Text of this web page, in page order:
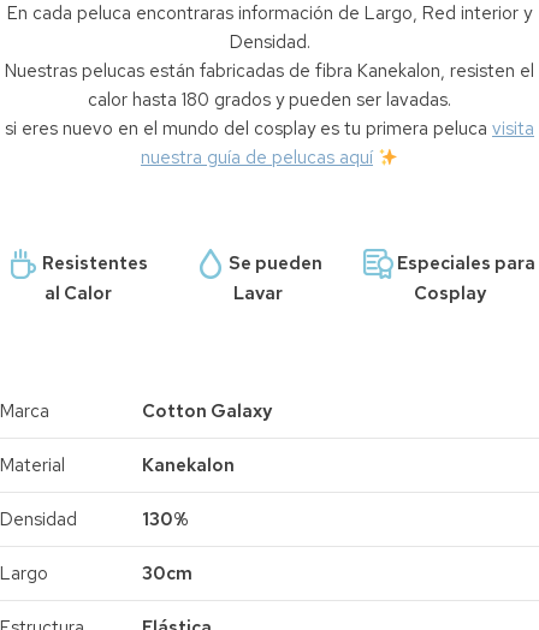
En cada peluca encontraras información de Largo, Red interior y
Densidad.
Nuestras pelucas están fabricadas de fibra Kanekalon, resisten el
calor hasta 180 grados y pueden ser lavadas.
si eres nuevo en el mundo del cosplay es tu primera peluca visita
nuestra guía de pelucas aquí
Resistentes
al Calor
Se pueden
Lavar
Especiales para
Cosplay
Marca Cotton Galaxy
Material Kanekalon
Densidad 130%
Largo 30cm